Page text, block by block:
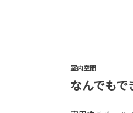
室内空間
なんでもで